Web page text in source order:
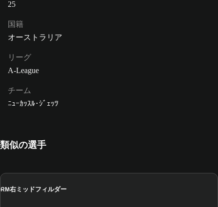
25
国籍
オーストラリア
リーグ
A-League
チーム
ﾆｭｰｶｯｽﾙ･ｼﾞｪｯﾂ
類似の選手
RM右ミッドフィルダー